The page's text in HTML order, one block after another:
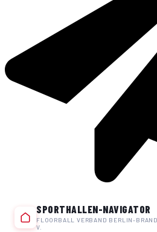
SPORTHALLEN-NAVIGATOR
FLOORBALL VERBAND BERLIN-
V.